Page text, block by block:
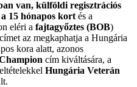
van, külföldi regisztrációs
15 hónapos kort és a
eléri a fajtagyőztes (BOB)
címet az megkaphatja a Hungária
kora alatt, azonos
cím kiváltására, a
Hungária Veterán